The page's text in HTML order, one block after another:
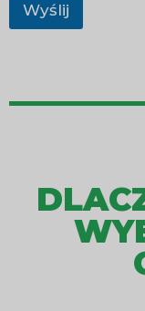
Wyślij